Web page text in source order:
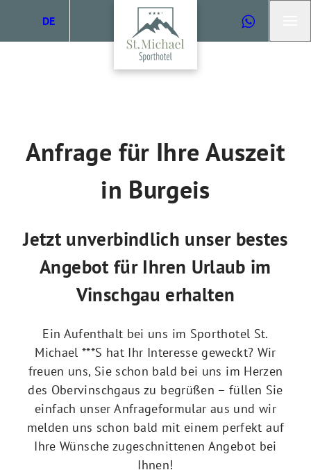
DE
Anfrage für Ihre Auszeit
in Burgeis
Jetzt unverbindlich unser bestes
Angebot für Ihren Urlaub im
Vinschgau erhalten
Ein Aufenthalt bei uns im Sporthotel St.
Michael ***S hat Ihr Interesse geweckt? Wir
freuen uns, Sie schon bald bei uns im Herzen
des Obervinschgaus zu begrüßen – füllen Sie
einfach unser Anfrageformular aus und wir
melden uns schon bald mit einem perfekt auf
Ihre Wünsche zugeschnittenen Angebot bei
Ihnen!